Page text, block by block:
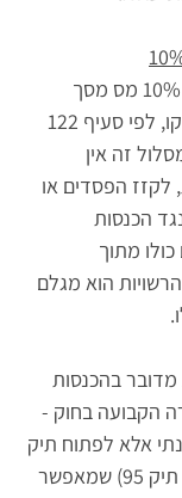
במסלול זה ניתן לשלם 10% מס מסך
זה אין
לקזז הפסדים או
הכנסות
מתוך
הוא מגלם
בהכנסות
הקבועה בחוק -
אלא לפתוח תיק
ייעודי במס הכנסה (סוג תיק 95) שמאפשר